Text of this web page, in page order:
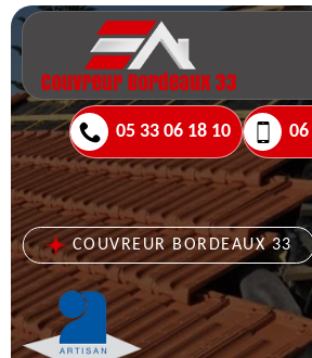
05 33 06 18 10 06
COUVREUR BORDEAUX 33